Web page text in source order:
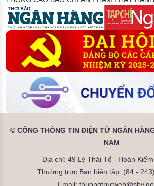
© CỔNG THÔNG TIN ĐIỆN TỬ NGÂN
NAM
Địa chỉ: 49 Lý Thái Tổ - Hoàn
Thường trực Ban biên tập: (84 -